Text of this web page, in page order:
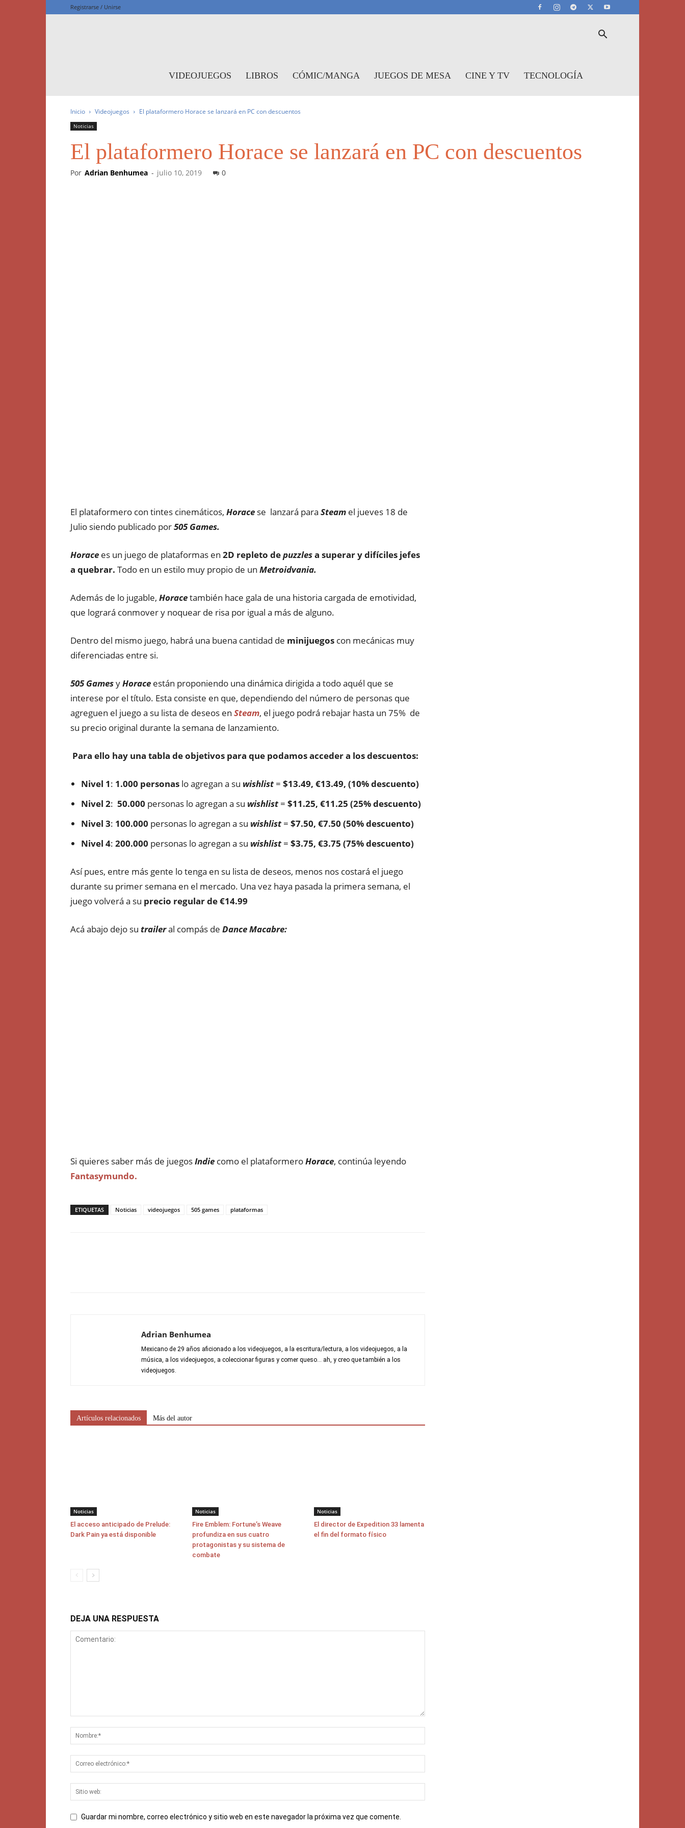
Registrarse / Unirse
VIDEOJUEGOS LIBROS CÓMIC/MANGA JUEGOS DE MESA CINE Y TV TECNOLOGÍA
Inicio Videojuegos El plataformero Horace se lanzará en PC con descuentos
Noticias
El plataformero Horace se lanzará en PC con descuentos
Por Adrian Benhumea - julio 10, 2019 0
El plataformero con tintes cinemáticos, Horace se lanzará para Steam el jueves 18 de
Julio siendo publicado por505 Games.
Horace es un juego de plataformas en 2D repleto depuzzlesa superar y difíciles jefes
a quebrar. Todo en un estilo muy propio de un Metroidvania.
Además de lo jugable, Horacetambién hace gala de una historia cargada de emotividad,
que logrará conmover y noquear de risa por igual a más de alguno.
Dentro del mismo juego, habrá una buena cantidad de minijuegos con mecánicas muy
diferenciadas entre si.
505 GamesyHorace están proponiendo una dinámica dirigida a todo aquél que se
interese por el título. Esta consiste en que, dependiendo del número de personas que
agreguen el juego a su lista de deseos en Steam, el juego podrá rebajar hasta un 75% de
su precio original durante la semana de lanzamiento.
Para ello hay una tabla de objetivos para que podamos acceder a los descuentos:
Nivel 1: 1.000 personas lo agregan a su wishlist= $13.49, €13.49, (10% descuento)
Nivel 2: 50.000 personas lo agregan a su wishlist= $11.25, €11.25 (25% descuento)
Nivel 3: 100.000 personas lo agregan a su wishlist= $7.50, €7.50 (50% descuento)
Nivel 4: 200.000 personas lo agregan a su wishlist= $3.75, €3.75 (75% descuento)
Así pues, entre más gente lo tenga en su lista de deseos, menos nos costará el juego
durante su primer semana en el mercado. Una vez haya pasada la primera semana, el
juego volverá a su precio regular de€14.99
Acá abajo dejo su traileral compás de Dance Macabre:
Si quieres saber más de juegosIndie como el plataformeroHorace, continúa leyendo
Fantasymundo.
ETIQUETAS Noticias videojuegos 505 games plataformas
Adrian Benhumea
Mexicano de 29 años aficionado a los videojuegos, a la escritura/lectura, a los videojuegos, a la
música, a los videojuegos, a coleccionar figuras y comer queso... ah, y creo que también a los
videojuegos.
Artículos relacionados Más del autor
Noticias
El acceso anticipado de Prelude:
Dark Pain ya está disponible
Noticias
Fire Emblem: Fortune’s Weave
profundiza en sus cuatro
protagonistas y su sistema de
combate
Noticias
El director de Expedition 33 lamenta
el fin del formato físico
DEJA UNA RESPUESTA
Guardar mi nombre, correo electrónico y sitio web en este navegador la próxima vez que comente.